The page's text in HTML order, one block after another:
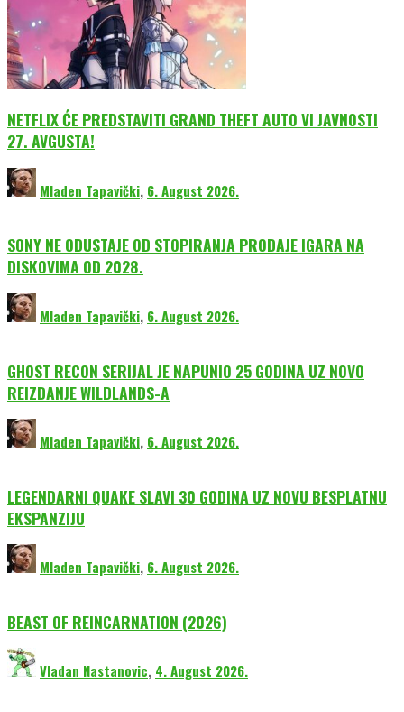
NETFLIX ĆE PREDSTAVITI GRAND THEFT AUTO VI JAVNOSTI
27. AVGUSTA!
Mladen Tapavički, 6. August 2026.
SONY NE ODUSTAJE OD STOPIRANJA PRODAJE IGARA NA
DISKOVIMA OD 2028.
Mladen Tapavički, 6. August 2026.
GHOST RECON SERIJAL JE NAPUNIO 25 GODINA UZ NOVO
REIZDANJE WILDLANDS-A
Mladen Tapavički, 6. August 2026.
LEGENDARNI QUAKE SLAVI 30 GODINA UZ NOVU BESPLATNU
EKSPANZIJU
Mladen Tapavički, 6. August 2026.
BEAST OF REINCARNATION (2026)
Vladan Nastanovic, 4. August 2026.